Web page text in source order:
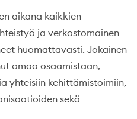
aikana kaikkien
ja verkostomainen
huomattavasti. Jokainen
omaa osaamistaan,
yhteisiin kehittämistoimiin,
sekä